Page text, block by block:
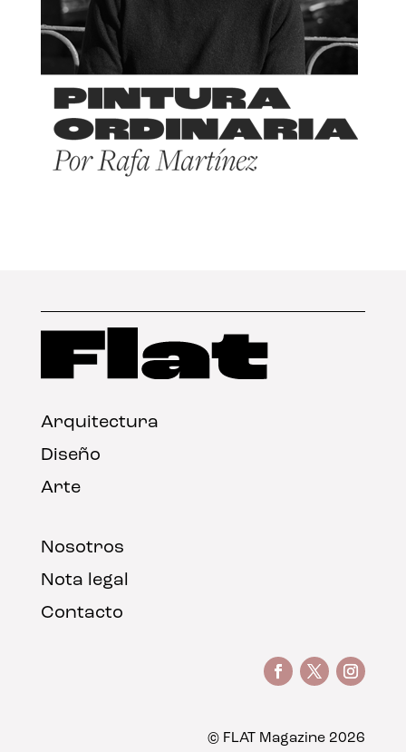
Arquitectura
Diseño
Arte
Nosotros
Nota legal
Contacto
© FLAT Magazine 2026